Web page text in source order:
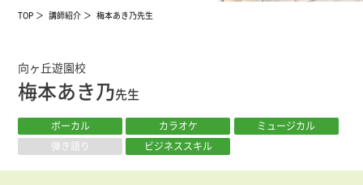
TOP 講師紹介 梅本あき乃先生
向ヶ丘遊園校
梅本あき乃先生
ボーカル カラオケ
ミュージカル
弾き語り
ビジネススキル